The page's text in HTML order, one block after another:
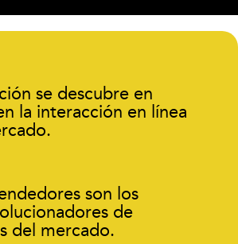
se descubre en
la interacción en línea
son los
de
del mercado.